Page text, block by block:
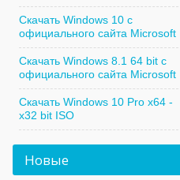
Скачать Windows 10 с
официального сайта Microsoft
Скачать Windows 8.1 64 bit с
официального сайта Microsoft
Скачать Windows 10 Pro x64 -
x32 bit ISO
Новые